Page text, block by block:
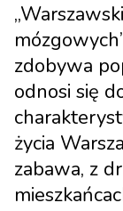
zdobywa
odnosi się
życia
zabawa, z